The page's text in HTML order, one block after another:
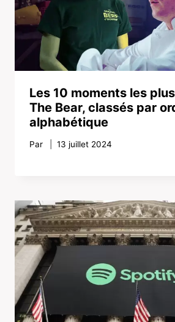
Les 10 moments les
The Bear, classés par
alphabétique
Par 13 juillet 2024